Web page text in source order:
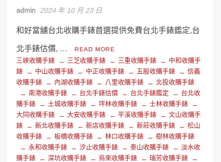
admin 2024 年 10 月 23 日
和好當舖台北收購手錶首選提供免費台北手錶鑑定,台
北手錶估價, … READ MORE
三峽收購手錶 三芝收購手錶 三重收購手錶
中和收購手
錶
中山收購手錶 中正收購手錶 五股收購手錶
信義
收購手錶
內湖收購手錶 八里收購手錶
北投收購手錶
南港收購手錶
台北手錶估價 台北手錶鑑定
台北收
購手錶
土城收購手錶 坪林收購手錶
士林收購手錶
大同收購手錶
大安收購手錶 平溪收購手錶
文山收購手
錶
新北收購手錶 新店收購手錶 新莊收購手錶
松山
收購手錶
板橋收購手錶 林口收購手錶
樹林收購手錶
永和收購手錶
汐止收購手錶 泰山收購手錶
淡水收
購手錶
深坑收購手錶 烏來收購手錶
瑞芳收購手錶